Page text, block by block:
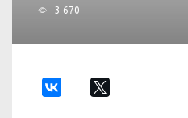
3 670